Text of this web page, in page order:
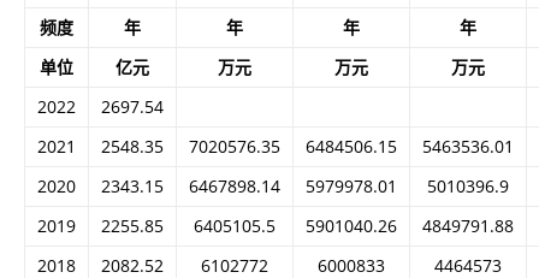
频度
年 年 年
年
单位
亿元 万元 万元
万元
2022
2697.54
2021
2548.35 7020576.35 6484506.15
5463536.01
2020
2343.15 6467898.14 5979978.01
5010396.9
2019
2255.85 6405105.5 5901040.26
4849791.88
2018
2082.52 6102772 6000833
4464573